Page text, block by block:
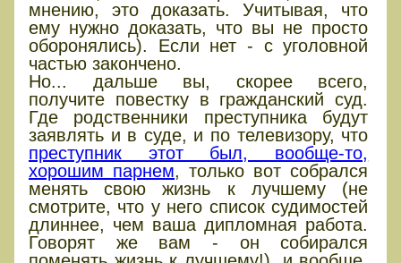
мнению, это доказать. Учитывая, что
ему нужно доказать, что вы не просто
оборонялись). Если нет - с уголовной
частью закончено.
Но... дальше вы, скорее всего,
получите повестку в гражданский суд.
Где родственники преступника будут
заявлять и в суде, и по телевизору, что
преступник этот был, вообще-то,
хорошим парнем, только вот собрался
менять свою жизнь к лучшему (не
смотрите, что у него список судимостей
длиннее, чем ваша дипломная работа.
Говорят же вам - он собирался